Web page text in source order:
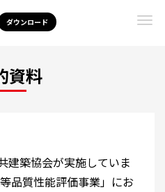
ダウンロード
資料
建築協会が実施していま
品質性能評価事業」にお